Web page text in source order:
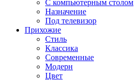
С компьютерным столом
Назначение
Под телевизор
Прихожие
Стиль
Классика
Современные
Модерн
Цвет